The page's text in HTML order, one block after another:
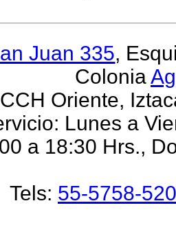
Juan 335,
Colonia
Oriente,
Lunes a
a 18:30 Hrs.,
Tels: 55-5758-